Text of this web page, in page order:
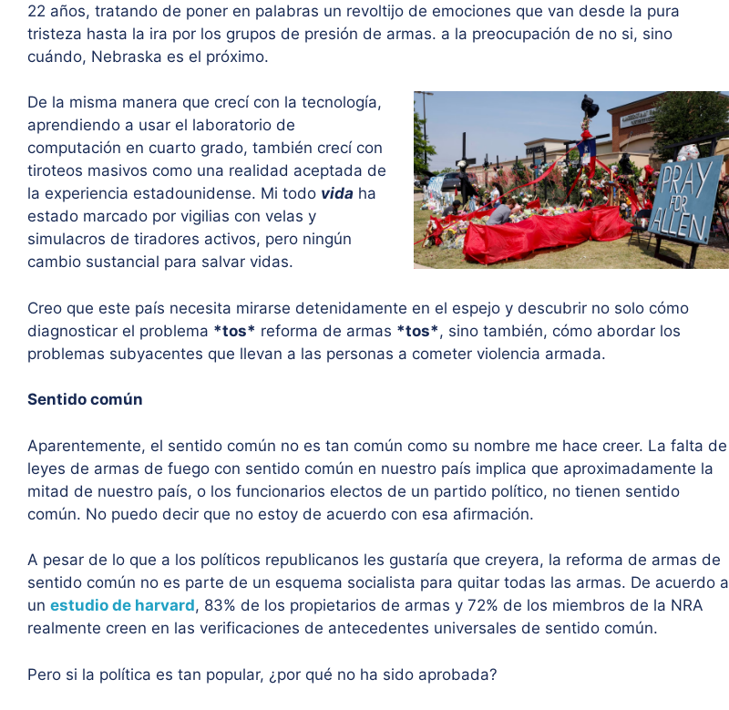
22 años, tratando de poner en palabras un revoltijo de emociones que van desde la pura
tristeza hasta la ira por los grupos de presión de armas. a la preocupación de no si, sino
cuándo, Nebraska es el próximo.
De la misma manera que crecí con la tecnología,
aprendiendo a usar el laboratorio de
computación en cuarto grado, también crecí con
tiroteos masivos como una realidad aceptada de
la experiencia estadounidense. Mi todo vida ha
estado marcado por vigilias con velas y
simulacros de tiradores activos, pero ningún
cambio sustancial para salvar vidas.
Creo que este país necesita mirarse detenidamente en el espejo y descubrir no solo cómo
diagnosticar el problema *tos* reforma de armas *tos*, sino también, cómo abordar los
problemas subyacentes que llevan a las personas a cometer violencia armada.
Sentido común
Aparentemente, el sentido común no es tan común como su nombre me hace creer. La falta de
leyes de armas de fuego con sentido común en nuestro país implica que aproximadamente la
mitad de nuestro país, o los funcionarios electos de un partido político, no tienen sentido
común. No puedo decir que no estoy de acuerdo con esa afirmación.
A pesar de lo que a los políticos republicanos les gustaría que creyera, la reforma de armas de
sentido común no es parte de un esquema socialista para quitar todas las armas. De acuerdo a
un estudio de harvard, 83% de los propietarios de armas y 72% de los miembros de la NRA
realmente creen en las verificaciones de antecedentes universales de sentido común.
Pero si la política es tan popular, ¿por qué no ha sido aprobada?